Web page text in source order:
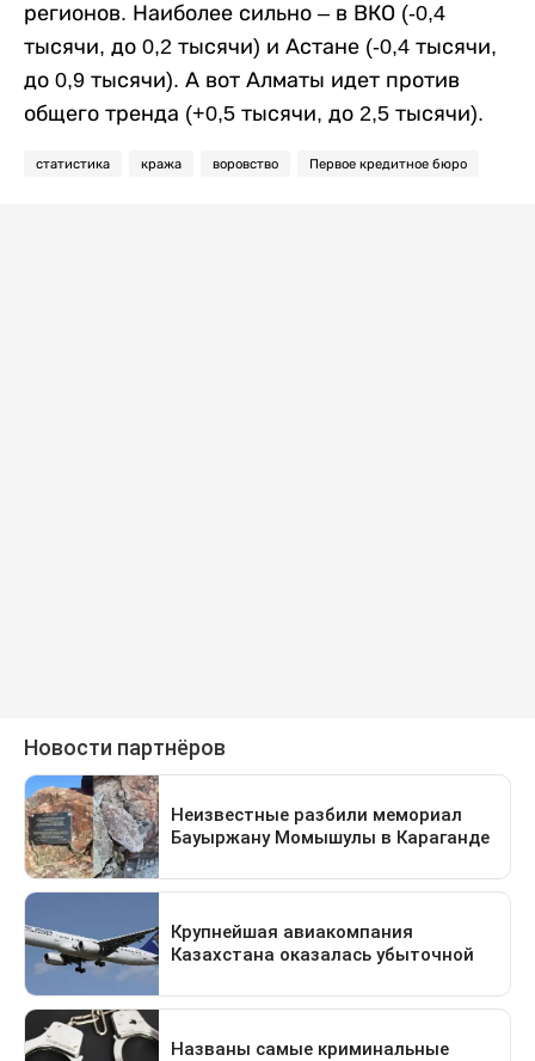
регионов. Наиболее сильно – в ВКО (-0,4
тысячи, до 0,2 тысячи) и Астане (-0,4 тысячи,
до 0,9 тысячи). А вот Алматы идет против
общего тренда (+0,5 тысячи, до 2,5 тысячи).
статистика кража воровство Первое кредитное бюро